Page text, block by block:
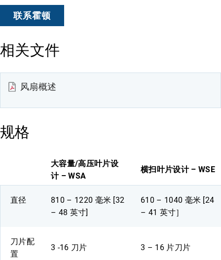
联系霍顿
相关文件
风扇概述
规格
大容量/高压叶片设
计 – WSA
横扫叶片设计 – WSE
直径
810 – 1220 毫米 [32
– 48 英寸]
610 – 1040 毫米 [24
– 41 英寸］
刀片配
置
3 -16 刀片 3 – 16 片刀片